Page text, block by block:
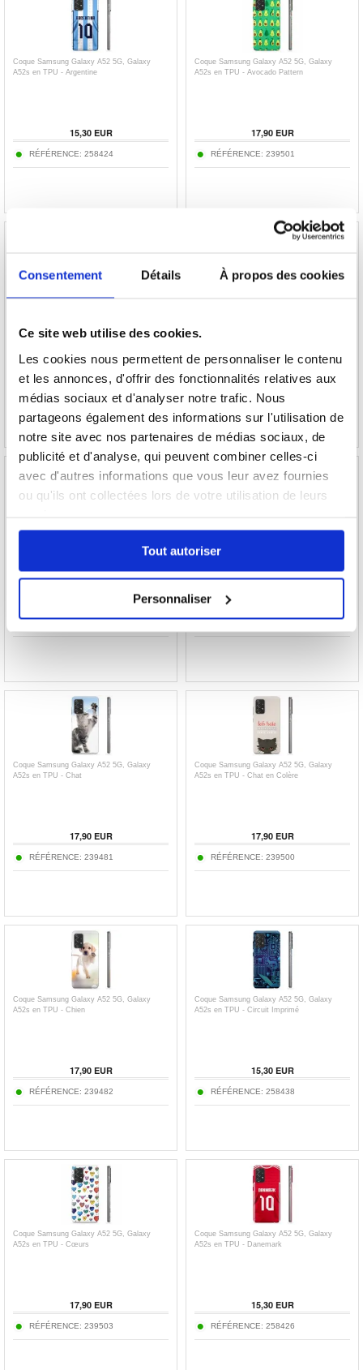
Consentement Détails À propos des cookies
Ce site web utilise des cookies.
Les cookies nous permettent de personnaliser le contenu
et les annonces, d'offrir des fonctionnalités relatives aux
médias sociaux et d'analyser notre trafic. Nous
partageons également des informations sur l'utilisation de
notre site avec nos partenaires de médias sociaux, de
publicité et d'analyse, qui peuvent combiner celles-ci
avec d'autres informations que vous leur avez fournies
ou qu'ils ont collectées lors de votre utilisation de leurs
Tout autoriser
Personnaliser
Coque Samsung Galaxy A52 5G, Galaxy
A52s en TPU - Argentine
15,30EUR
RÉFÉRENCE: 258424
Coque Samsung Galaxy A52 5G, Galaxy
A52s en TPU - Avocado Pattern
17,90EUR
RÉFÉRENCE: 239501
Coque Samsung Galaxy A52 5G, Galaxy
17,90 EUR 17,90EUR
Coque Samsung Galaxy A52 5G, Galaxy
RÉFÉRENCE:239452
Coque Samsung Galaxy A52 5G, Galaxy
RÉFÉRENCE:239495
Coque Samsung Galaxy A52 5G, Galaxy
A52s en TPU - Chat
17,90EUR
RÉFÉRENCE: 239481
Coque Samsung Galaxy A52 5G, Galaxy
A52s en TPU - Chat en Colère
17,90EUR
RÉFÉRENCE: 239500
Coque Samsung Galaxy A52 5G, Galaxy
A52s en TPU - Chien
17,90EUR
RÉFÉRENCE: 239482
Coque Samsung Galaxy A52 5G, Galaxy
A52s en TPU - Circuit Imprimé
15,30EUR
RÉFÉRENCE: 258438
Coque Samsung Galaxy A52 5G, Galaxy
A52s en TPU - Cœurs
17,90EUR
RÉFÉRENCE: 239503
Coque Samsung Galaxy A52 5G, Galaxy
A52s en TPU - Danemark
15,30EUR
RÉFÉRENCE: 258426